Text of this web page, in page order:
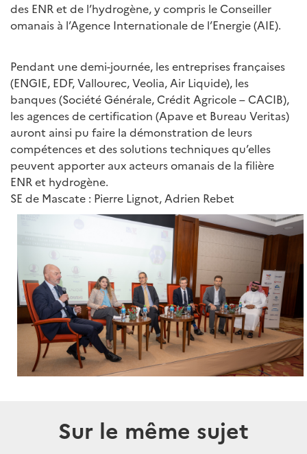
des ENR et de l’hydrogène, y compris le Conseiller
omanais à l’Agence Internationale de l’Energie (AIE).
Pendant une demi-journée, les entreprises françaises
(ENGIE, EDF, Vallourec, Veolia, Air Liquide), les
banques (Société Générale, Crédit Agricole – CACIB),
les agences de certification (Apave et Bureau Veritas)
auront ainsi pu faire la démonstration de leurs
compétences et des solutions techniques qu’elles
peuvent apporter aux acteurs omanais de la filière
ENR et hydrogène.
SE de Mascate : Pierre Lignot, Adrien Rebet
Sur le même sujet